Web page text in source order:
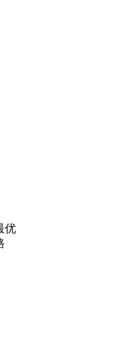
优